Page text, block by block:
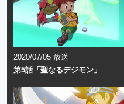
2020/07/05 放送
第5話「聖なるデジモン」